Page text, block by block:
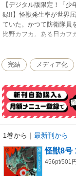
【デジタル版限定！「
録!!】怪獣発生率が世界
ていた。かつて防衛隊員
比野カフカ。ある日カフ
伐を担う日本防衛隊か
完結 メディア化
1巻から ｜ 最新刊から
怪獣8号
456pt/501